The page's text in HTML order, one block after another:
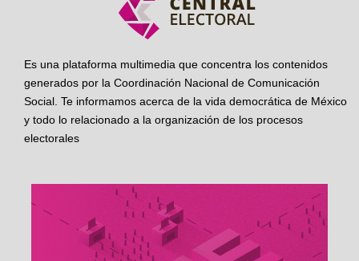
Es una plataforma multimedia que concentra los contenidos
generados por la Coordinación Nacional de Comunicación
Social. Te informamos acerca de la vida democrática de México
y todo lo relacionado a la organización de los procesos
electorales